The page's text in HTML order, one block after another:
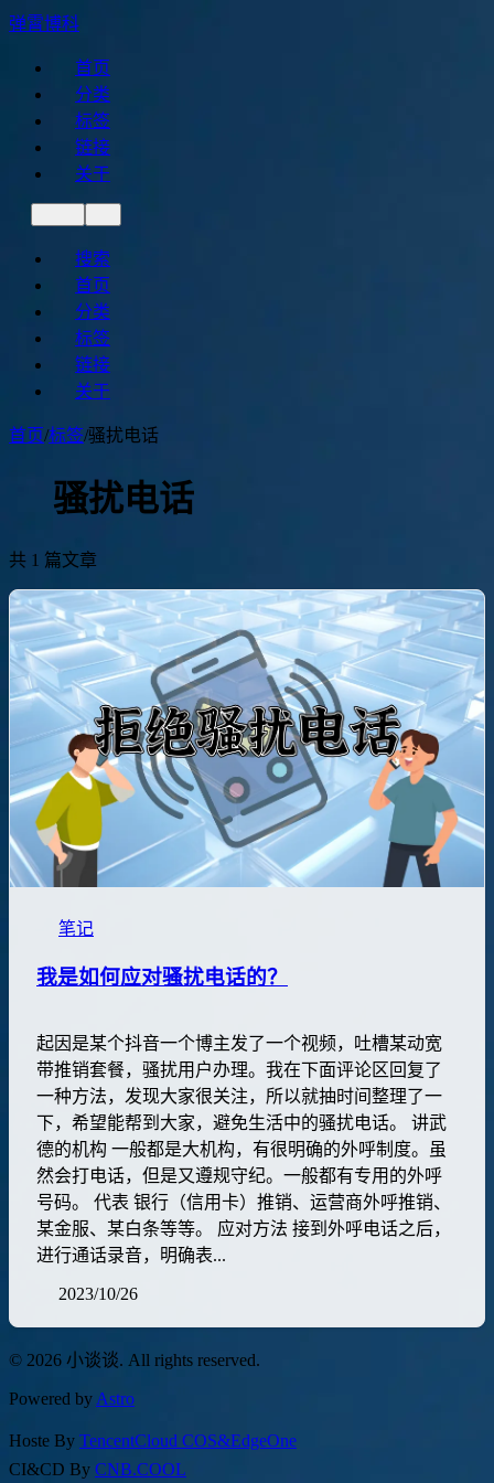
弹霄博科
首页
分类
标签
链接
关于
搜索
首页
分类
标签
链接
关于
首页/标签/骚扰电话
骚扰电话
共 1 篇文章
笔记
我是如何应对骚扰电话的？
起因是某个抖音一个博主发了一个视频，吐槽某动宽
带推销套餐，骚扰用户办理。我在下面评论区回复了
一种方法，发现大家很关注，所以就抽时间整理了一
下，希望能帮到大家，避免生活中的骚扰电话。 讲武
德的机构 一般都是大机构，有很明确的外呼制度。虽
然会打电话，但是又遵规守纪。一般都有专用的外呼
号码。 代表 银行（信用卡）推销、运营商外呼推销、
某金服、某白条等等。 应对方法 接到外呼电话之后，
进行通话录音，明确表...
2023/10/26
© 2026 小谈谈. All rights reserved.
Powered by Astro
Hoste By TencentCloud COS&EdgeOne
CI&CD By CNB.COOL